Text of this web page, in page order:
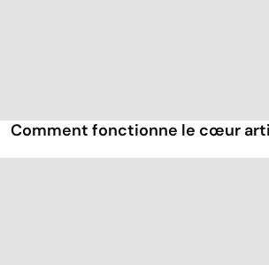
Comment fonctionne le cœur